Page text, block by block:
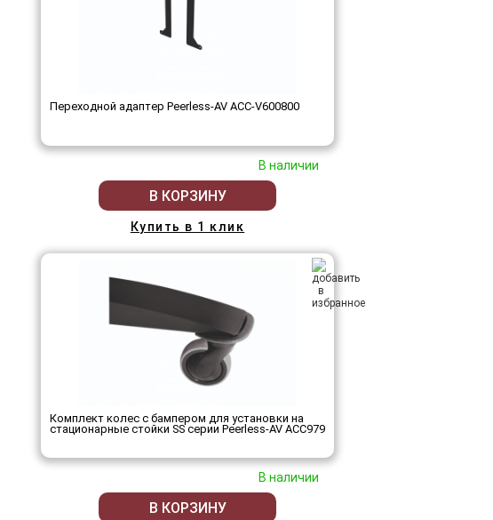
Переходной адаптер Peerless-AV ACC-V600800
В наличии
В КОРЗИНУ
Купить в 1 клик
Комплект колес с бампером для установки на
стационарные стойки SS серии Peerless-AV ACC979
В наличии
В КОРЗИНУ